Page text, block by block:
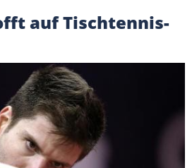
auf Tischtennis-